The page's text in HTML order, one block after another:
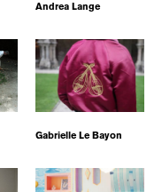
Andrea Lange
Gabrielle Le Bayon